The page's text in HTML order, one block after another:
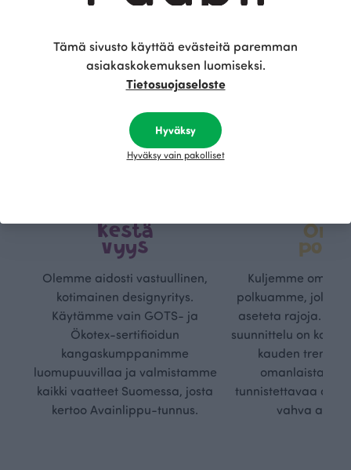
Kestä
vyys
Olemme aidosti vastuullinen,
kotimainen designyritys.
Käytämme vain GOTS- ja
Ökotex-sertifioidun
kangaskumppanimme
luomupuuvillaa ja valmistamme
kaikki vaatteet Suomessa, josta
kertoo Avainlippu-tunnus.
Oma
Kuljemme omaa,
polkuamme, jolla
aseteta rajoja.
suunnittelu on
kauden
omanlaista,
tunnistettavaa
vahva
Tämä sivusto käyttää evästeitä paremman
asiakaskokemuksen luomiseksi.
Tietosuojaseloste
Hyväksy
Hyväksy vain pakolliset